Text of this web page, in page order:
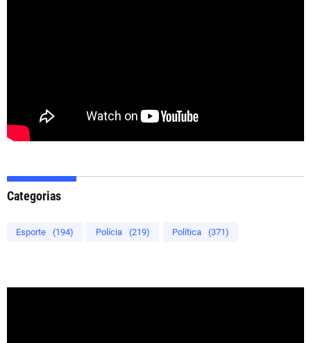
Categorias
Esporte (194) Polícia (219) Política (371)